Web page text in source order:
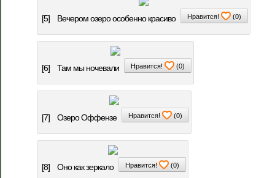
[5] Вечером озеро особенно красиво Нравится! (0)
[6] Там мы ночевали Нравится! (0)
[7] Озеро Оффензе Нравится! (0)
[8] Оно как зеркало Нравится! (0)